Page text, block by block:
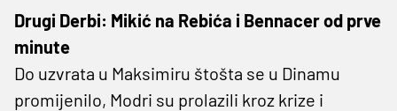
Drugi Derbi: Mikić na Rebića i Bennacer od prve
minute
Do uzvrata u Maksimiru štošta se u Dinamu
promijenilo, Modri su prolazili kroz krize i